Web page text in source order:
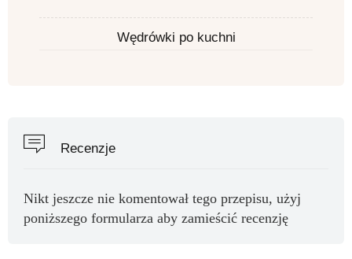
Wędrówki po kuchni
Recenzje
Nikt jeszcze nie komentował tego przepisu, użyj
poniższego formularza aby zamieścić recenzję